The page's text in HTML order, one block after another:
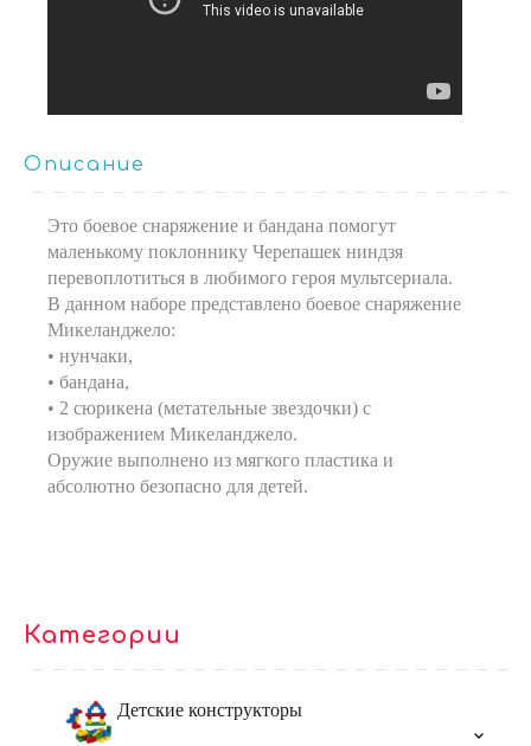
Описание
Это боевое снаряжение и бандана помогут
маленькому поклоннику Черепашек ниндзя
перевоплотиться в любимого героя мультсериала.
В данном наборе представлено боевое снаряжение
Микеланджело:
• нунчаки,
• бандана,
• 2 сюрикена (метательные звездочки) с
изображением Микеланджело.
Оружие выполнено из мягкого пластика и
абсолютно безопасно для детей.
Категории
Детские конструкторы